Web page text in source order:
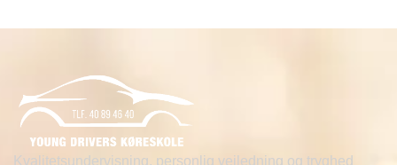
Kvalitetsundervisning, personlig vejledning og tryghed